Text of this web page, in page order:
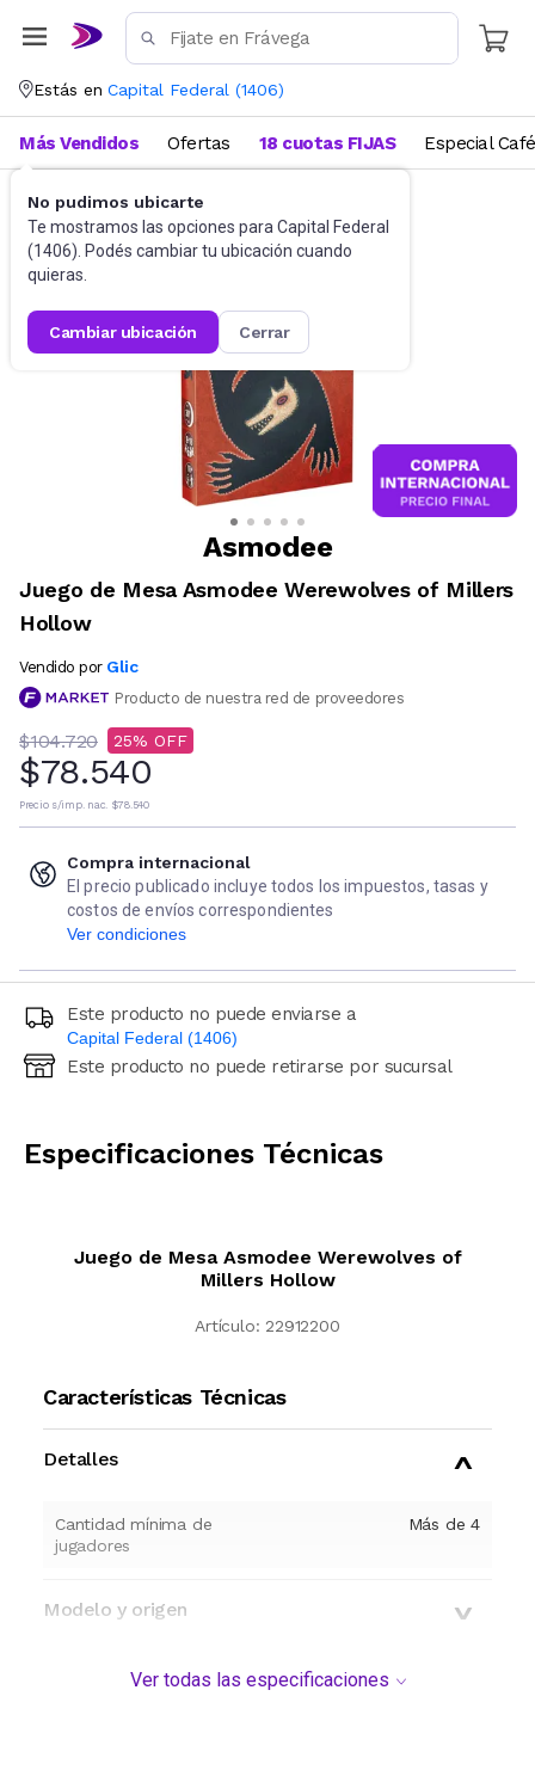
Estás en Capital Federal (1406)
No pudimos ubicarte
Te mostramos las opciones para Capital Federal
(1406). Podés cambiar tu ubicación cuando
quieras.
cambiar ubicación cerrar
Más Vendidos Ofertas 18 cuotas FIJAS Especial Café
Juegos de Mesa Juegos de mesa
Asmodee
Juego de Mesa Asmodee Werewolves of Millers
Hollow
Vendido por Glic
Producto de nuestra red de proveedores
$104.720 25
$78.540
Precio s/imp. nac. $78.540
Compra internacional
El precio publicado incluye todos los impuestos, tasas y
costos de envíos correspondientes
Ver condiciones
Este producto no puede enviarse a
Capital Federal (1406)
Ingresá código postal (sólo números)
Este producto no puede retirarse por sucursal
Especificaciones Técnicas
Juego de Mesa Asmodee Werewolves of
Millers Hollow
Artículo: 22912200
Características Técnicas
Detalles
Cantidad mínima de
jugadores
Más de 4
Modelo y origen
Ver todas las especificaciones